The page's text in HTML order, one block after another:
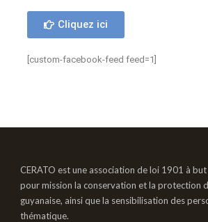
Cliquez ici
[custom-facebook-feed feed=1]
CERATO est une association de loi 1901 à
pour mission la conservation et la protection
guyanaise, ainsi que la sensibilisation des
thématique.